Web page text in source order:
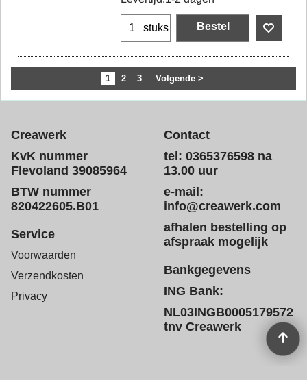
stuks Bestel
1 2 3 Volgende >
Creawerk
KvK nummer
Flevoland 39085964
BTW nummer
820422605.B01
Contact
tel: 0365376598 na
13.00 uur
e-mail:
info@creawerk.com
afhalen bestelling op
afspraak mogelijk
Service
Voorwaarden
Verzendkosten
Privacy
Bankgegevens
ING Bank:
NL03INGB0005179572
tnv Creawerk